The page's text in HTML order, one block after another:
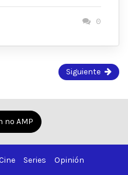
0
Siguiente
no AMP
Series Opinión